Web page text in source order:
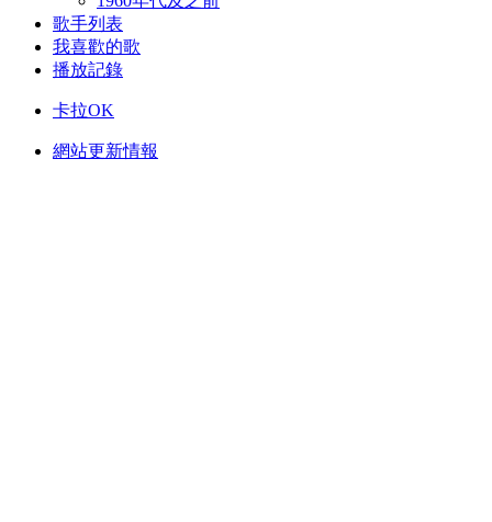
歌手列表
我喜歡的歌
播放記錄
卡拉OK
網站更新情報